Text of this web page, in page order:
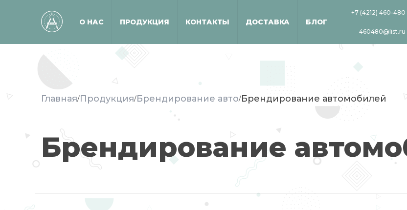
О НАС ПРОДУКЦИЯ КОНТАКТЫ ДОСТАВКА БЛОГ
+7 (4212) 460-480
460480@list.ru
Главная/Продукция/Брендирование авто/Брендирование автомобилей
Брендирование